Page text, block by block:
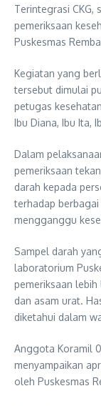
Terintegrasi CKG,
pemeriksaan
Puskesmas
Kegiatan yang
tersebut dimulai
petugas
Ibu Diana, Ibu Ita,
Dalam
pemeriksaan
darah kepada
terhadap
mengganggu
Sampel darah
laboratorium
pemeriksaan
dan asam urat.
diketahui dalam
Anggota Koramil
menyampaikan
oleh Puskesmas